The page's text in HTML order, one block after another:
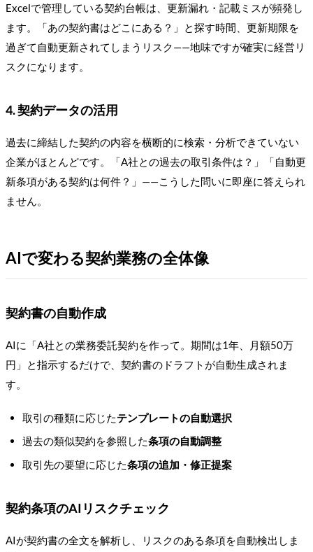
Excelで管理している契約台帳は、更新漏れ・記載ミスが頻発し
ます。「あの契約書はどこにある？」と探す時間、更新期限を
過ぎて自動更新されてしまうリスク——地味ですが確実に経営リ
スクになります。
4. 契約データの活用
過去に締結した契約の内容を横断的に検索・分析できていない
企業がほとんどです。「A社との過去の取引条件は？」「自動更
新条項がある契約は何件？」——こうした問いに即座に答えられ
ません。
AIで変わる契約業務の全体像
契約書の自動作成
AIに「A社との業務委託契約を作って。期間は1年、月額50万
円」と指示するだけで、契約書のドラフトが自動生成されま
す。
取引の種類に応じたテンプレートの自動選択
過去の類似契約を参照した条項の自動調整
取引先の要望に応じた条項の追加・修正提案
契約条項のAIリスクチェック
AIが契約書の全文を解析し、リスクのある条項を自動検出しま